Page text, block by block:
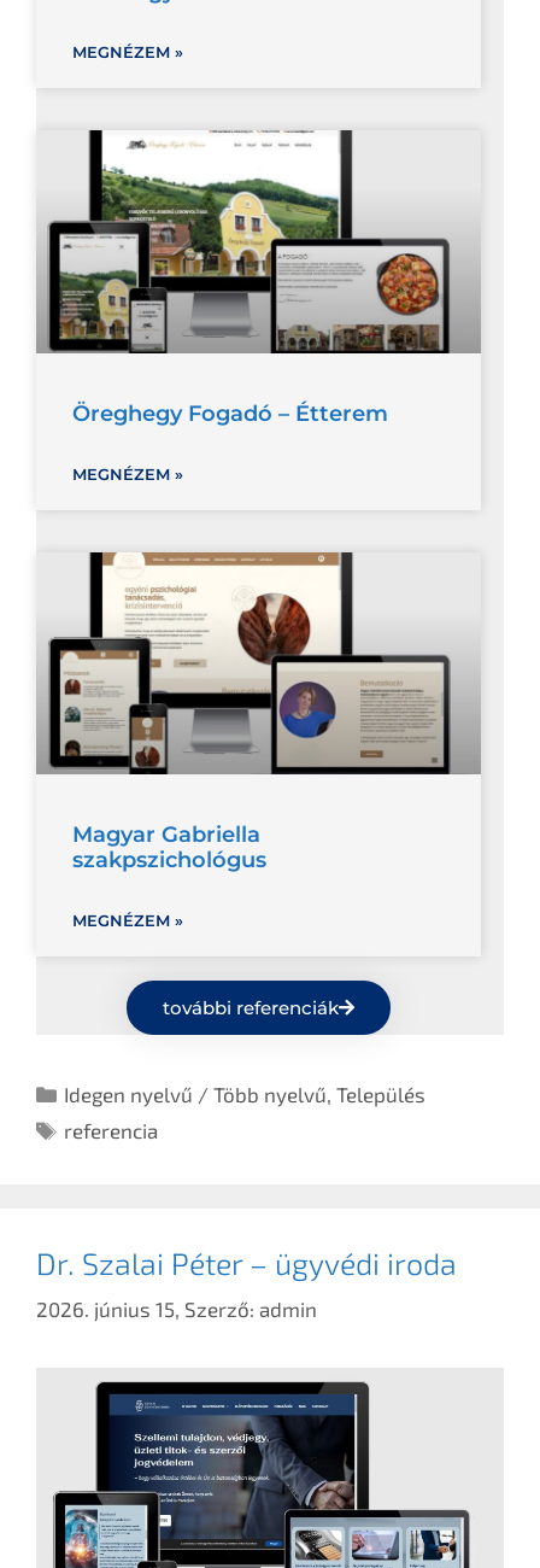
MEGNÉZEM »
Öreghegy Fogadó – Étterem
MEGNÉZEM »
Magyar Gabriella
szakpszichológus
MEGNÉZEM »
további referenciák
Idegen nyelvű / Több nyelvű ,Település
referencia
Dr. Szalai Péter – ügyvédi iroda
2026. június 15, Szerző: admin